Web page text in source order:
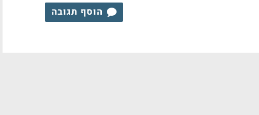
הוסף תגובה